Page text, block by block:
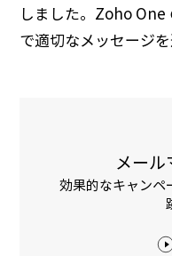
しました。Zoho
で適切なメッセージ
メール
効果的なキャンペ